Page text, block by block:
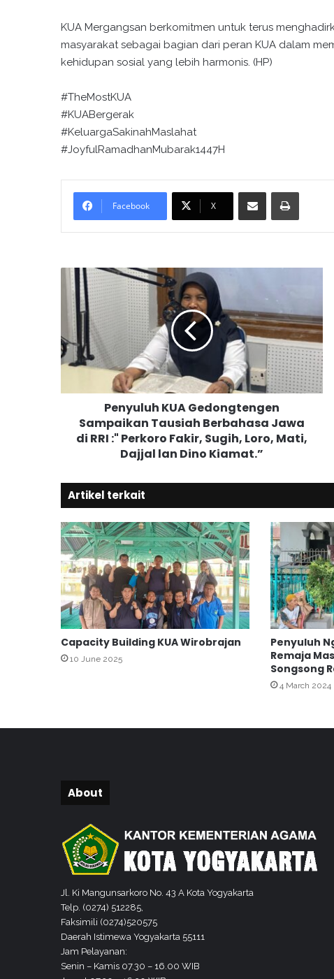
KUA Mergangsan berkomitmen untuk terus
masyarakat sebagai bagian dari peran KUA dalam
kehidupan sosial yang lebih harmonis. (HP)
#TheMostKUA
#KUABergerak
#KeluargaSakinahMaslahat
#JoyfulRamadhanMubarak1447H
Facebook X
u
l
u
K
o
g
t
e
n
g
e
n
S
a
m
p
n
B
b
a
h
a
s
a
Penyuluh KUA Gedongtengen
Sampaikan Tausiah Berbahasa Jawa
di RRI :" Perkoro Fakir, Sugih, Loro, Mati,
Dajjal lan Dino Kiamat.”
Artikel terkait
Capacity Building KUA Wirobrajan
10 June 2025
Penyuluh
Remaja
Songsong
4 March 2024
About
Jl. Ki Mangunsarkoro No. 43 A Kota Yogyakarta
Telp. (0274) 512285,
Faksimili (0274)520575
Daerah Istimewa Yogyakarta 55111
Jam Pelayanan:
Senin – Kamis 07.30 – 16.00 WIB